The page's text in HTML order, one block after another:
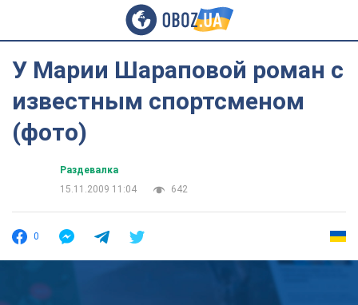
У Марии Шараповой роман с
известным спортсменом
(фото)
Раздевалка
15.11.2009 11:04
642
0